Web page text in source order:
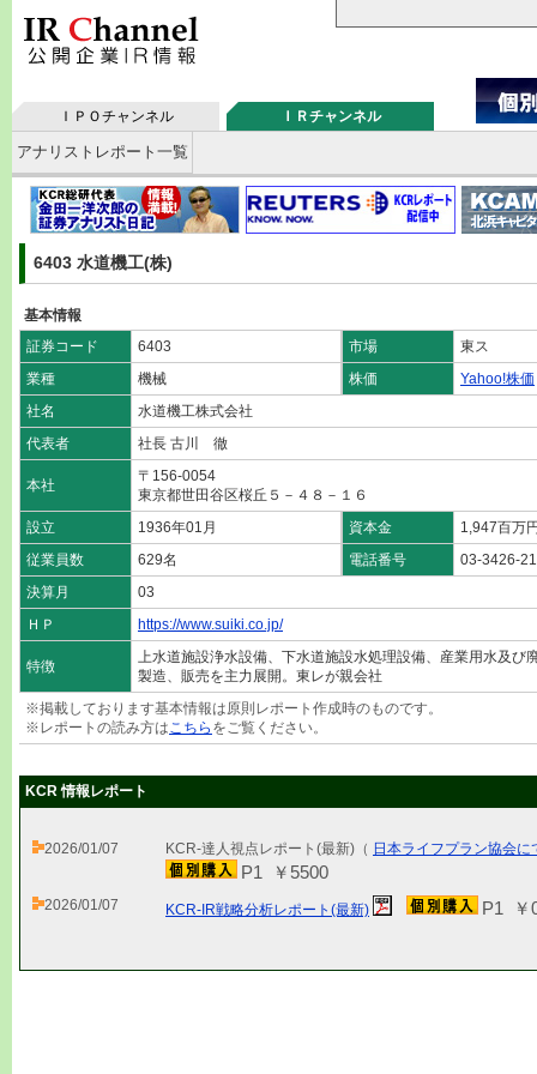
ＩＰＯチャンネル ＩＲチャンネル
アナリストレポート一覧
6403 水道機工(株)
基本情報
証券コード
6403 市場
東ス
業種
機械 株価
Yahoo!株価
社名
水道機工株式会社
代表者
社長 古川 徹
本社
〒156-0054
東京都世田谷区桜丘５－４８－１６
設立
1936年01月 資本金
1,947百万
従業員数
629名 電話番号
03-3426-
決算月
03
ＨＰ
https://www.suiki.co.jp/
特徴
上水道施設浄水設備、下水道施設水処理設備、産業用水及び
製造、販売を主力展開。東レが親会社
※掲載しております基本情報は原則レポート作成時のものです。
※レポートの読み方はこちら をご覧ください。
KCR 情報レポート
2026/01/07 KCR-達人視点レポート(最新)（ 日本ライフプラン協会に
P1 ￥5500
2026/01/07 KCR-IR戦略分析レポート(最新) P1 ￥